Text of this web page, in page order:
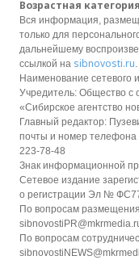
Возрастная
Вся информация,
только для
дальнейшему
ссылкой на sibnovosti.ru.
Наименование сетевого
Учредитель: Общество с
«Сибирское агентство
Главный редактор:
почты и номер телефона
223-78-48
Знак информационной
Сетевое издание
о регистрации Эл №
По вопросам
По вопросам